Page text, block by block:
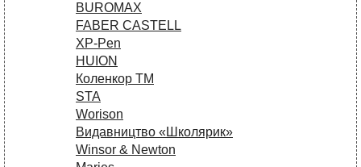
BUROMAX
FABER CASTELL
XP-Pen
HUION
Коленкор ТМ
STA
Worison
Видавництво «Школярик»
Winsor & Newton